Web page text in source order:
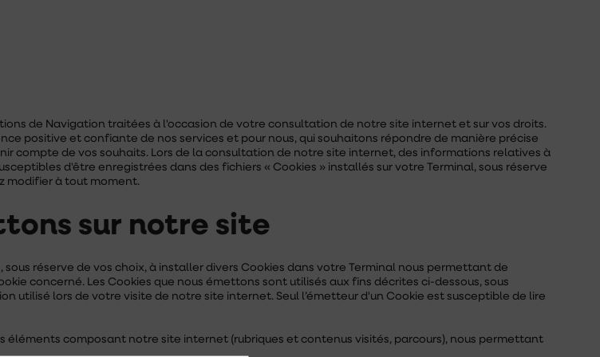
de Navigation traitées à l'occasion de votre consultation de notre site internet et sur vos droits.
positive et confiante de nos services et pour nous, qui souhaitons répondre de manière précise
compte de vos souhaits. Lors de la consultation de notre site internet, des informations relatives à
d'être enregistrées dans des fichiers « Cookies » installés sur votre Terminal, sous réserve
modifier à tout moment.
sur notre site
réserve de vos choix, à installer divers Cookies dans votre Terminal nous permettant de
concerné. Les Cookies que nous émettons sont utilisés aux fins décrites ci-dessous, sous
utilisé lors de votre visite de notre site internet. Seul l’émetteur d'un Cookie est susceptible de lire
composant notre site internet (rubriques et contenus visités, parcours), nous permettant